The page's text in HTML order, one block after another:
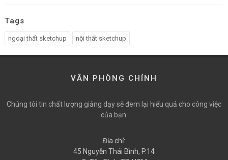
Tags
ngoại thất sketchup nội thất sketchup
VĂN PHÒNG CHÍNH
Chúng tôi tin chất lượng giảng dạy sẽ đem lại hiểu quả cho công việc
của bạn.
Địa chỉ:
45 Nguyễn Thái Bình, P.14